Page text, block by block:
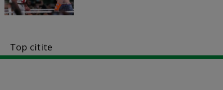
Top citite